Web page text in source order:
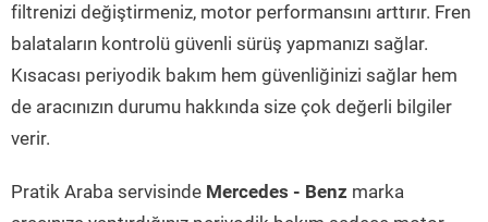
filtrenizi değiştirmeniz, motor performansını arttırır. Fren
balataların kontrolü güvenli sürüş yapmanızı sağlar.
Kısacası periyodik bakım hem güvenliğinizi sağlar hem
de aracınızın durumu hakkında size çok değerli bilgiler
verir.
Pratik Araba servisinde Mercedes - Benz marka